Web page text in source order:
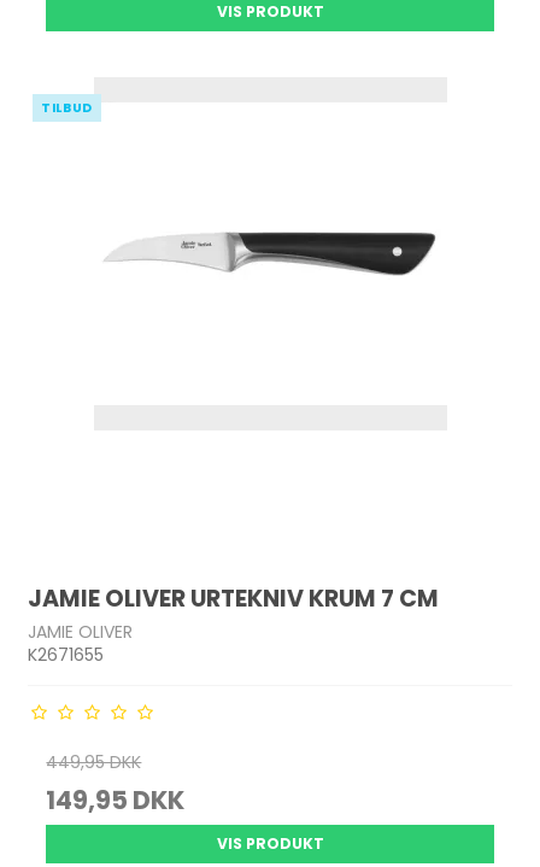
VIS PRODUKT
TILBUD
JAMIE OLIVER URTEKNIV KRUM 7 CM
JAMIE OLIVER
K2671655
449,95 DKK
149,95 DKK
VIS PRODUKT